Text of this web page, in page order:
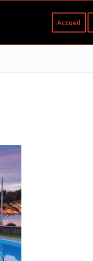
Accueil